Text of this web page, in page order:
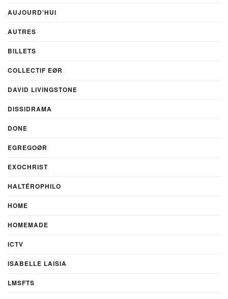
AUJOURD'HUI
AUTRES
BILLETS
COLLECTIF EØR
DAVID LIVINGSTONE
DISSIDRAMA
DONE
EGREGOØR
EXOCHRIST
HALTÉROPHILO
HOME
HOMEMADE
ICTV
ISABELLE LAISIA
LMSFTS